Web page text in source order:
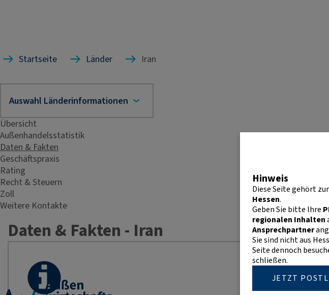
Startseite Länder Iran
Übersicht
Außenhandelsstatistik
Daten & Fakten
Geschäftspraxis
Rating
Recht & Steuern
Zoll
Weitere Kontakte
Daten & Fakten - Iran
Hinweis
Diese Seite gehört
Hessen.
Geben Sie bitte Ihre
regionalen Inhalten
Ansprechpartner
Sie sind nicht aus
Seite dennoch
schließen.
JETZT